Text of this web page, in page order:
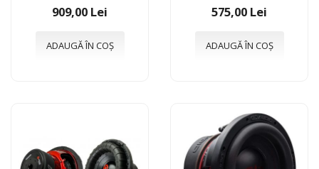
909,00 Lei
ADAUGĂ ÎN COȘ
575,00 Lei
ADAUGĂ ÎN COȘ